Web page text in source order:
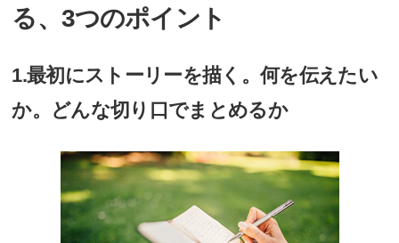
る、3つのポイント
1.最初にストーリーを描く。何を伝えたい
か。どんな切り口でまとめるか